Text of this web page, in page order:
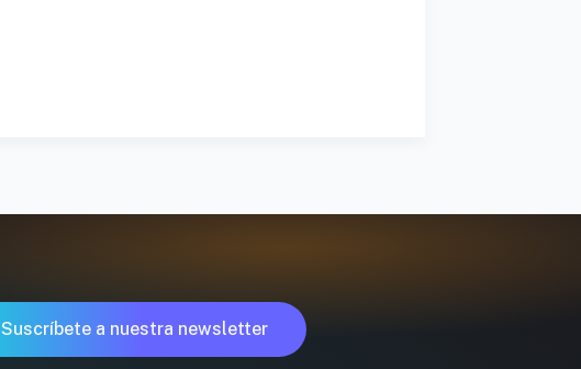
Suscríbete a nuestra newsletter